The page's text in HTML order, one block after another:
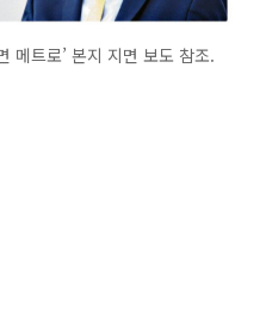
트로’ 본지 지면 보도 참조.